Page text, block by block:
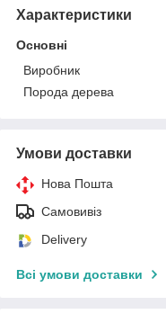
Характеристики
Основні
Виробник
Порода дерева
Умови доставки
Нова Пошта
Самовивіз
Delivery
Всі умови доставки